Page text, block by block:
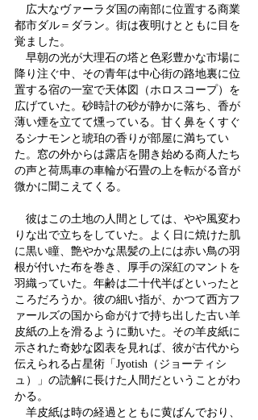
広大なヴァーラダ国の南部に位置する商業
都市ダル＝ダラン。街は夜明けとともに目を
覚ました。
早朝の光が大理石の塔と色彩豊かな市場に
降り注ぐ中、その青年は中心街の路地裏に位
置する宿の一室で天体図（ホロスコープ）を
広げていた。砂時計の砂が静かに落ち、香が
薄い煙を立てて燻っている。甘く鼻をくすぐ
るシナモンと琥珀の香りが部屋に満ちてい
た。窓の外からは露店を開き始める商人たち
の声と荷馬車の車輪が石畳の上を転がる音が
微かに聞こえてくる。
彼はこの土地の人間としては、やや風変わ
りな出で立ちをしていた。よく日に焼けた肌
に黒い瞳、艶やかな黒髪の上には赤い鳥の羽
根が付いた布を巻き、厚手の深紅のマントを
羽織っていた。年齢は二十代半ばといったと
ころだろうか。彼の細い指が、かつて西方フ
ァールズの国から命がけで持ち出した古い羊
皮紙の上を滑るように動いた。その羊皮紙に
示された奇妙な図表を見れば、彼が古代から
伝えられる占星術「Jyotish（ジョーティシ
ュ）」の読解に長けた人間だということがわ
かる。
羊皮紙は時の経過とともに黄ばんでおり、